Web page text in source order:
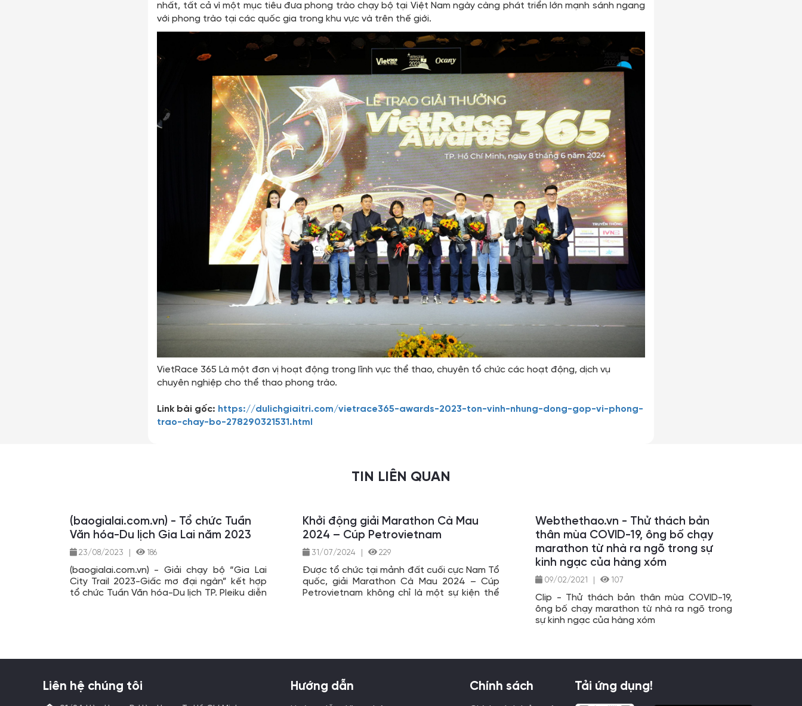
nhất, tất cả vì một mục tiêu đưa phong trào chạy bộ tại Việt Nam ngày càng phát triển lớn mạnh sánh ngang
với phong trào tại các quốc gia trong khu vực và trên thế giới.
VietRace 365 Là một đơn vị hoạt động trong lĩnh vực thể thao, chuyên tổ chức các hoạt động, dịch vụ
chuyên nghiệp cho thể thao phong trào.
Link bài gốc: https://dulichgiaitri.com/vietrace365-awards-2023-ton-vinh-nhung-dong-gop-vi-phong-
trao-chay-bo-278290321531.html
TIN LIÊN QUAN
(baogialai.com.vn) - Tổ chức Tuần
Văn hóa-Du lịch Gia Lai năm 2023
23/08/2023 186
(baogialai.com.vn) - Giải chạy bộ “Gia Lai
City Trail 2023-Giấc mơ đại ngàn” kết hợp
tổ chức Tuần Văn hóa-Du lịch TP. Pleiku diễn
ngày 16 đến 18-11 tại làng Dăng, xã Ia O.
Khởi động giải Marathon Cà Mau
2024 – Cúp Petrovietnam
31/07/2024 229
Được tổ chức tại mảnh đất cuối cực Nam Tổ
quốc, giải Marathon Cà Mau 2024 – Cúp
Petrovietnam không chỉ là một sự kiện thể
Webthethao.vn - Thử thách bản
thân mùa COVID-19, ông bố chạy
marathon từ nhà ra ngõ trong sự
kinh ngạc của hàng xóm
09/02/2021 107
Clip - Thử thách bản thân mùa COVID-19,
ông bố chạy marathon từ nhà ra ngõ trong
sự kinh ngạc của hàng xóm
Liên hệ chúng tôi Hướng dẫn Chính sách Tải ứng dụng!